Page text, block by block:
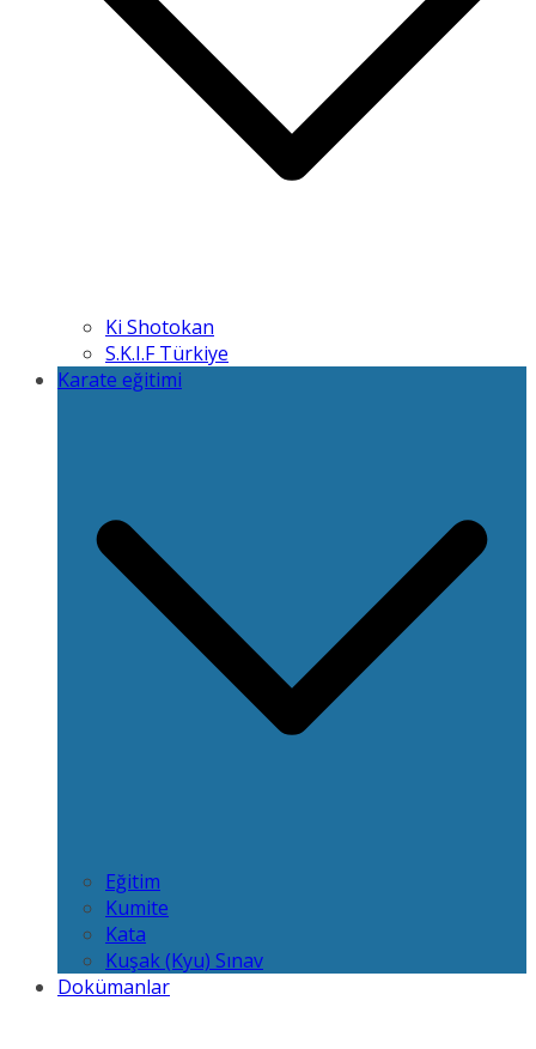
Ki Shotokan
S.K.I.F Türkiye
Karate eğitimi
Eğitim
Kumite
Kata
Kuşak (Kyu) Sınav
Dokümanlar